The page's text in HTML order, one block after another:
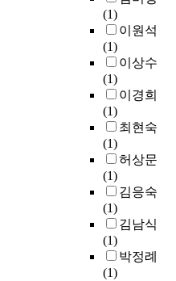
(1)
이원석
(1)
이상수
(1)
이경희
(1)
최현숙
(1)
허상문
(1)
김응숙
(1)
김남식
(1)
박정례
(1)